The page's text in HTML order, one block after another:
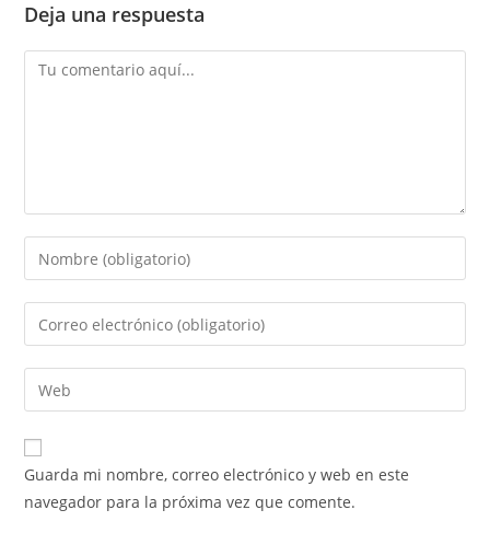
Deja una respuesta
Guarda mi nombre, correo electrónico y web en este
navegador para la próxima vez que comente.